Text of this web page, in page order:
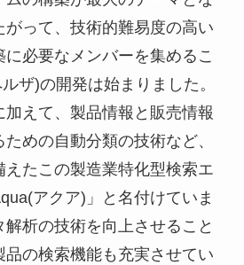
がって、技術的難易度の高い
必要なメンバーを集めるこ
ザ)の開発は始まりました。
えて、製品情報と販売情報
めの自動分類の技術など、
たこの製造業特化型検索エ
アクア)」と名付けていま
析の技術を向上させること
品の検索機能も充実させてい